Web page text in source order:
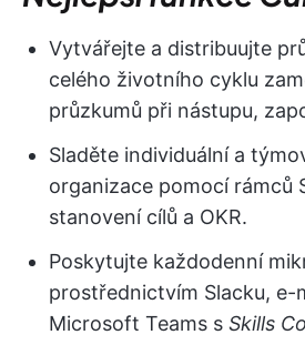
Vytvářejte a distribuujte
celého životního cyklu
průzkumů při nástupu,
Sladěte individuální a
organizace pomocí rámců
stanovení cílů a OKR.
Poskytujte každodenní
prostřednictvím Slacku, e-
Microsoft Teams s Skills